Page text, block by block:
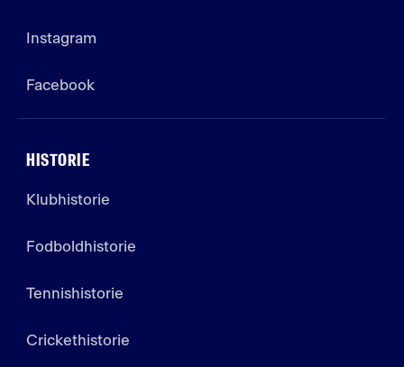
Instagram
Facebook
HISTORIE
Klubhistorie
Fodboldhistorie
Tennishistorie
Crickethistorie